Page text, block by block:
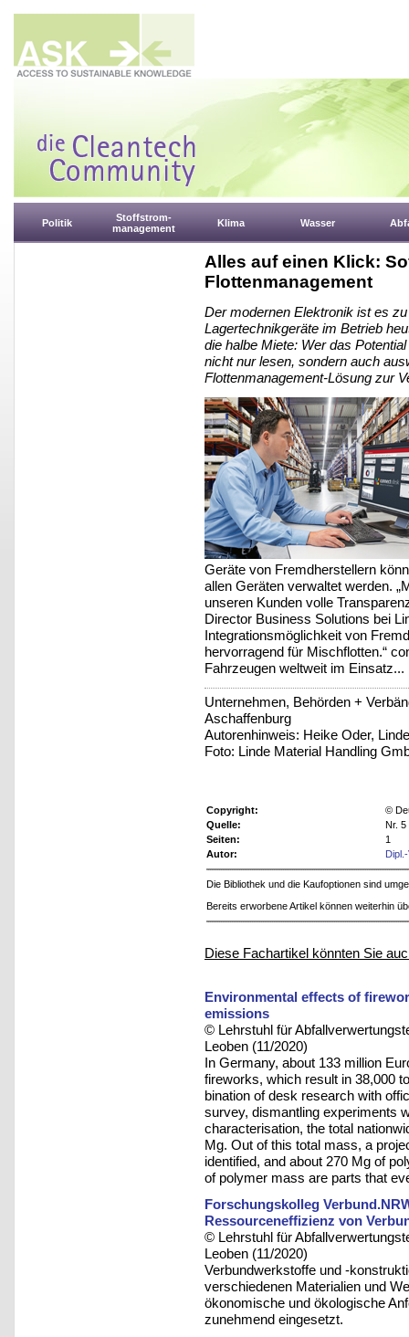
Politik
Stoffstrom-
management
Klima Wasser
Alles auf einen Klick:
Flottenmanagement
Der modernen Elektronik ist es
Lagertechnikgeräte im Betrieb
die halbe Miete: Wer das
nicht nur lesen, sondern auch
Flottenmanagement-Lösung zur
Geräte von Fremdherstellern
allen Geräten verwaltet werden.
unseren Kunden volle
Director Business Solutions bei
Integrationsmöglichkeit von
hervorragend für Mischflotten.“
Fahrzeugen weltweit im Einsatz...
Unternehmen, Behörden +
Aschaffenburg
Autorenhinweis: Heike Oder,
Foto: Linde Material Handling
Copyright:
©
Quelle:
Nr.
Seiten:
1
Autor:
Die Bibliothek und die Kaufoptionen sind
Bereits erworbene Artikel können weiterhin
Diese Fachartikel könnten Sie
Environmental effects of
emissions
© Lehrstuhl für
Leoben (11/2020)
In Germany, about 133 million
fireworks, which result in 38,000
bination of desk research with
survey, dismantling experiments
characterisation, the total
Mg. Out of this total mass, a
identified, and about 270 Mg of
of polymer mass are parts that
Forschungskolleg
Ressourceneffizienz von
© Lehrstuhl für
Leoben (11/2020)
Verbundwerkstoffe und -
verschiedenen Materialien und
ökonomische und ökologische
zunehmend eingesetzt.